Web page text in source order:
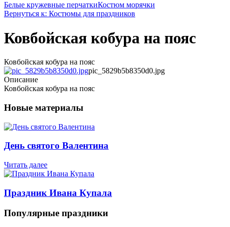
Белые кружевные перчаткиКостюм морячки
Вернуться к: Костюмы для праздников
Ковбойская кобура на пояс
Ковбойская кобура на пояс
pic_5829b5b8350d0.jpg
Описание
Ковбойская кобура на пояс
Новые материалы
День святого Валентина
Читать далее
Праздник Ивана Купала
Популярные праздники